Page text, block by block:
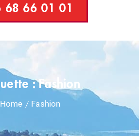
68 66 01 01
:Fashion
Home Fashion